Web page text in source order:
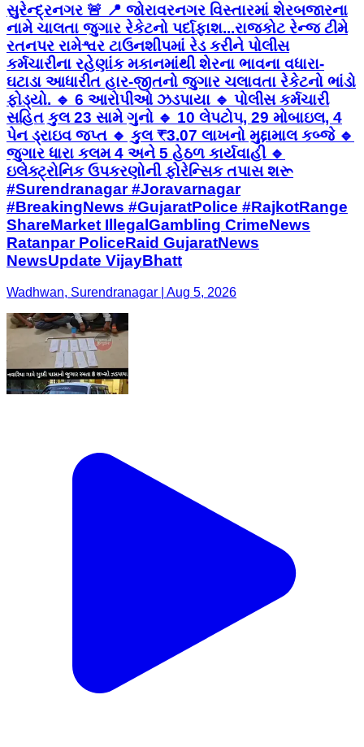
સુરેન્દ્રનગર 🚨 📍 જોરાવરનગર વિસ્તારમાં શેરબજારના
નામે ચાલતા જુગાર રેકેટનો પર્દાફાશ...રાજકોટ રેન્જ ટીમે
રતનપર રામેશ્વર ટાઉનશીપમાં રેડ કરીને પોલીસ
કર્મચારીના રહેણાંક મકાનમાંથી શેરના ભાવના વધારા-
ઘટાડા આધારીત હાર-જીતનો જુગાર ચલાવતા રેકેટનો ભાંડો
ફોડ્યો. 🔹 6 આરોપીઓ ઝડપાયા 🔹 પોલીસ કર્મચારી
સહિત કુલ 23 સામે ગુનો 🔹 10 લેપટોપ, 29 મોબાઇલ, 4
પેન ડ્રાઇવ જપ્ત 🔹 કુલ ₹3.07 લાખનો મુદ્દામાલ કબ્જે 🔹
જુગાર ધારા કલમ 4 અને 5 હેઠળ કાર્યવાહી 🔹
ઇલેક્ટ્રોનિક ઉપકરણોની ફોરેન્સિક તપાસ શરૂ
#Surendranagar #Joravarnagar
#BreakingNews #GujaratPolice #RajkotRange
ShareMarket IllegalGambling CrimeNews
Ratanpar PoliceRaid GujaratNews
NewsUpdate VijayBhatt
Wadhwan, Surendranagar | Aug 5, 2026